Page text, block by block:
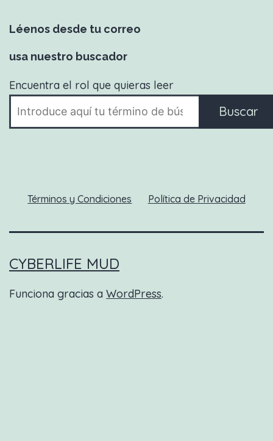
Léenos desde tu correo
usa nuestro buscador
Encuentra el rol que quieras leer
Buscar
Términos y Condiciones Política de Privacidad
CYBERLIFE MUD
Funciona gracias a WordPress.